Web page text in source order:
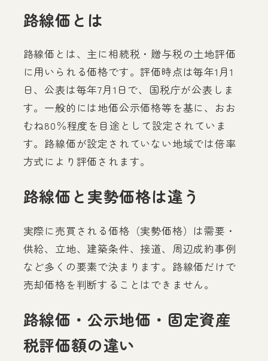
路線価とは
路線価とは、主に相続税・贈与税の土地評価
に用いられる価格です。評価時点は毎年1月1
日、公表は毎年7月1日で、国税庁が公表しま
す。一般的には地価公示価格等を基に、おお
むね80％程度を目途として設定されていま
す。路線価が設定されていない地域では倍率
方式により評価されます。
路線価と実勢価格は違う
実際に売買される価格（実勢価格）は需要・
供給、立地、建築条件、接道、周辺成約事例
など多くの要素で決まります。路線価だけで
売却価格を判断することはできません。
路線価・公示地価・固定資産
税評価額の違い